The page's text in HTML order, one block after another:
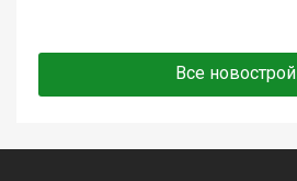
Все